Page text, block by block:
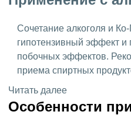
Сочетание алкоголя и
гипотензивный эффект и
побочных эффектов.
приема спиртных
Читать далее
Особенности